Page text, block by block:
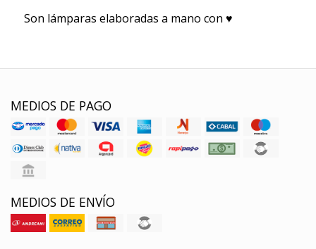
Son lámparas elaboradas a mano con ♥
MEDIOS DE PAGO
MEDIOS DE ENVÍO